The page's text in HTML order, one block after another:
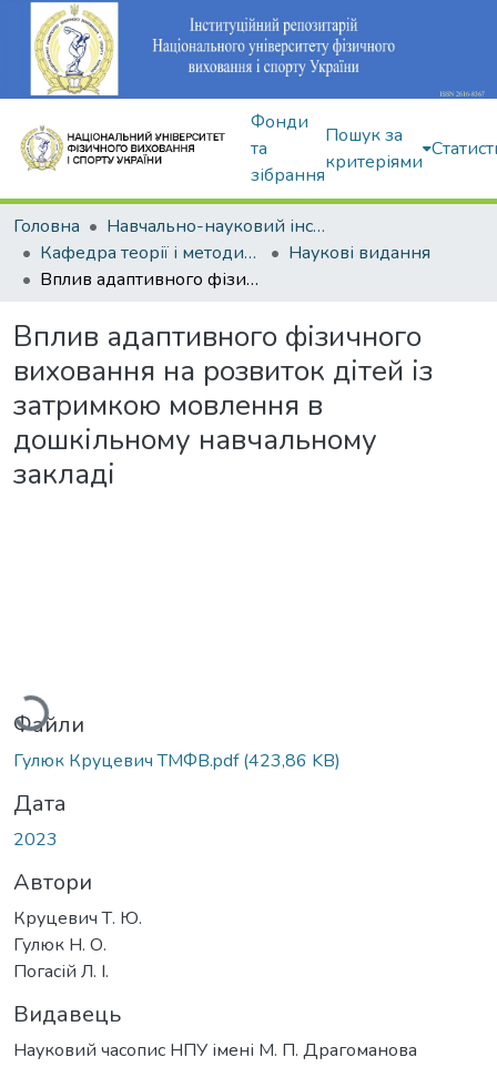
Фонди
та
зібрання
Пошук за
критеріями
Головна
Навчально-науковий інститут здоров'я, реабілітації та фізичного виховання
Кафедра теорії і методики фізичного виховання
Наукові видання
Вплив адаптивного фізичного виховання на розвиток дітей із затримкою мовлення в дошкільному навчальному закладі
Вплив адаптивного фізичного
виховання на розвиток дітей із
затримкою мовлення в
дошкільному навчальному
закладі
Вантажиться...
Файли
Гулюк Круцевич ТМФВ.pdf(423,86 KB)
Дата
2023
Автори
Круцевич Т. Ю.
Гулюк Н. О.
Погаcій Л. І.
Видавець
Науковий часопис НПУ імені М. П. Драгоманова